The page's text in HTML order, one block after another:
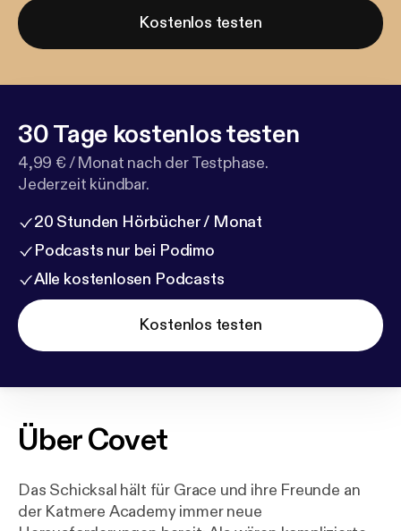
Kostenlos testen
30 Tage kostenlos testen
4,99 € / Monat nach der Testphase.
Jederzeit kündbar.
20 Stunden Hörbücher / Monat
Podcasts nur bei Podimo
Alle kostenlosen Podcasts
Kostenlos testen
ÜberCovet
Das Schicksal hält für Grace und ihre Freunde an
der Katmere Academy immer neue